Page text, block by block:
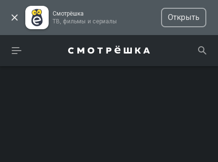
Смотрёшка
ТВ, фильмы и сериалы
Открыть